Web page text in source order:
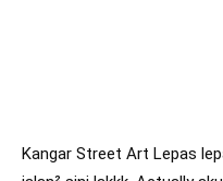
Kangar Street Art Lepas